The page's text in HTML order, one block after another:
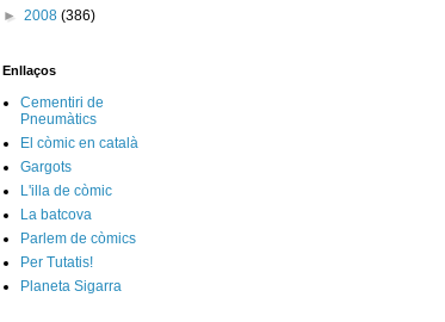
► 2008 (386)
Enllaços
Cementiri de
Pneumàtics
El còmic en català
Gargots
L'illa de còmic
La batcova
Parlem de còmics
Per Tutatis!
Planeta Sigarra